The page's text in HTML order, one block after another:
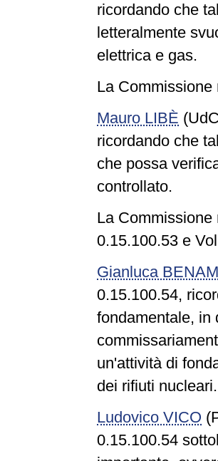
ricordando che
letteralmente
elettrica e gas.
La
Mauro LIBÈ
ricordando che
che possa
controllato.
La
0.15.100.53 e
Gianluca
0.15.100.54,
fondamentale, in
un'attività di
dei rifiuti nucleari.
Ludovico VICO
0.15.100.54